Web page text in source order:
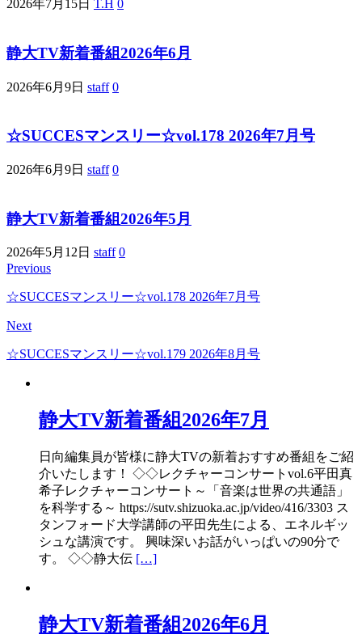
2026年7月15日 T.H 0
静大TV新着番組2026年6月
2026年6月9日 staff 0
☆SUCCESマンスリー☆vol.178 2026年7月号
2026年6月9日 staff 0
静大TV新着番組2026年5月
2026年5月12日 staff 0
Previous
☆SUCCESマンスリー☆vol.178 2026年7月号
Next
☆SUCCESマンスリー☆vol.179 2026年8月号
静大TV新着番組2026年7月
日向編集員が皆様に静大TVの新着おすすめ番組をご紹
介いたします！ ◇◇レクチャーコンサートvol.6平田真
希子レクチャーコンサート～「音楽は世界の共通語」
を科学する～ https://sutv.shizuoka.ac.jp/video/416/3303 ス
タンフォード大学講師の平田先生による、エネルギッ
シュな講演です。 興味深いお話がいっぱいの90分で
す。 ◇◇静大伝 […]
静大TV新着番組2026年6月